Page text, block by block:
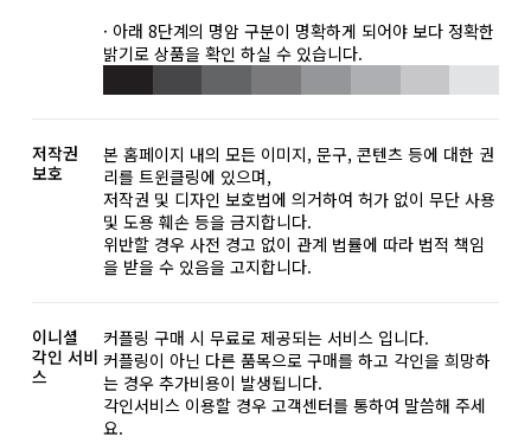
· 아래 8단계의 명암 구분이 명확하게 되어야 보다 정확한
밝기로 상품을 확인 하실 수 있습니다.
저작권
보호
본 홈페이지 내의 모든 이미지, 문구, 콘텐츠 등에 대한 권
리를 트윈클링에 있으며,
저작권 및 디자인 보호법에 의거하여 허가 없이 무단 사용
및 도용 훼손 등을 금지합니다.
위반할 경우 사전 경고 없이 관계 법률에 따라 법적 책임
을 받을 수 있음을 고지합니다.
이니셜
각인 서비
스
커플링 구매 시 무료로 제공되는 서비스 입니다.
커플링이 아닌 다른 품목으로 구매를 하고 각인을 희망하
는 경우 추가비용이 발생됩니다.
각인서비스 이용할 경우 고객센터를 통하여 말씀해 주세
요.